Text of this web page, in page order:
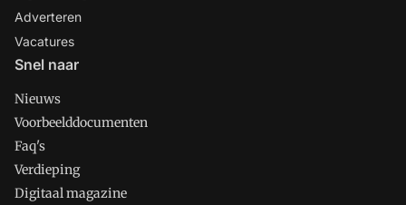
Adverteren
Vacatures
Snel naar
Nieuws
Voorbeelddocumenten
Faq's
Verdieping
Digitaal magazine